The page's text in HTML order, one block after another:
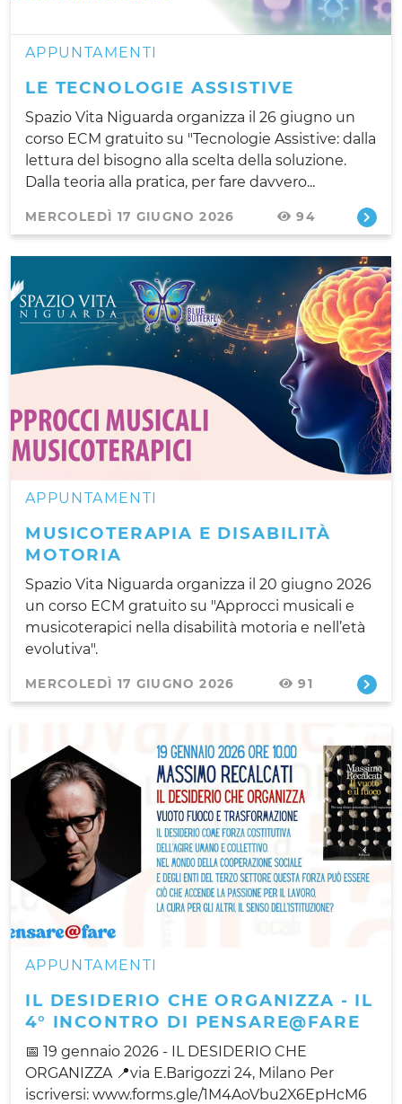
APPUNTAMENTI
LE TECNOLOGIE ASSISTIVE
Spazio Vita Niguarda organizza il 26 giugno un
corso ECM gratuito su "Tecnologie Assistive: dalla
lettura del bisogno alla scelta della soluzione.
Dalla teoria alla pratica, per fare davvero...
MERCOLEDÌ 17 GIUGNO 2026 94
APPUNTAMENTI
MUSICOTERAPIA E DISABILITÀ
MOTORIA
Spazio Vita Niguarda organizza il 20 giugno 2026
un corso ECM gratuito su "Approcci musicali e
musicoterapici nella disabilità motoria e nell’età
evolutiva".
MERCOLEDÌ 17 GIUGNO 2026 91
APPUNTAMENTI
IL DESIDERIO CHE ORGANIZZA - IL
4° INCONTRO DI PENSARE@FARE
📅 19 gennaio 2026 - IL DESIDERIO CHE
ORGANIZZA 📍via E.Barigozzi 24, Milano Per
iscriversi: www.forms.gle/1M4AoVbu2X6EpHcM6